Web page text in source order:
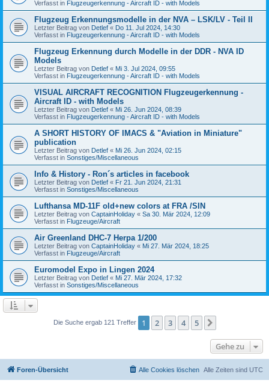
Verfasst in Flugzeugerkennung - Aircraft ID - with Models
Flugzeug Erkennungsmodelle in der NVA – LSK/LV - Teil II
Letzter Beitrag von Detlef « Do 11. Jul 2024, 14:30
Verfasst in Flugzeugerkennung - Aircraft ID - with Models
Flugzeug Erkennung durch Modelle in der DDR - NVA ID
Models
Letzter Beitrag von Detlef « Mi 3. Jul 2024, 09:55
Verfasst in Flugzeugerkennung - Aircraft ID - with Models
VISUAL AIRCRAFT RECOGNITION Flugzeugerkennung -
Aircraft ID - with Models
Letzter Beitrag von Detlef « Mi 26. Jun 2024, 08:39
Verfasst in Flugzeugerkennung - Aircraft ID - with Models
A SHORT HISTORY OF IMACS & "Aviation in Miniature"
publication
Letzter Beitrag von Detlef « Mi 26. Jun 2024, 02:15
Verfasst in Sonstiges/Miscellaneous
Info & History - Ron´s articles in facebook
Letzter Beitrag von Detlef « Fr 21. Jun 2024, 21:31
Verfasst in Sonstiges/Miscellaneous
Lufthansa MD-11F old+new colors at FRA /SIN
Letzter Beitrag von CaptainHoliday « Sa 30. Mär 2024, 12:09
Verfasst in Flugzeuge/Aircraft
Air Greenland DHC-7 Herpa 1/200
Letzter Beitrag von CaptainHoliday « Mi 27. Mär 2024, 18:25
Verfasst in Flugzeuge/Aircraft
Euromodel Expo in Lingen 2024
Letzter Beitrag von Detlef « Mi 27. Mär 2024, 17:32
Verfasst in Sonstiges/Miscellaneous
Die Suche ergab 121 Treffer 1 2 3 4 5
Gehe zu
Foren-Übersicht Alle Zeiten sind UTC
Alle Cookies löschen